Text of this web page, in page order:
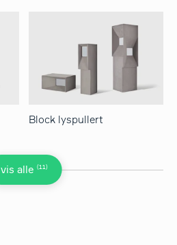
vis alle (11)
Block lyspullert